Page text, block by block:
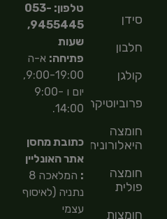
סידן
חלבון
קולגן
פרוביוטיקה
חומצה
היאלורונית
חומצה
פולית
חומצות
טלפון: 053-
9455445,
שעות
פתיחה: א-ה
9:00-19:00,
יום ו 9:00-
14:00.
כתובת מחסן
אתר האונליין
:
המלאכה 8
נתניה (לאיסוף
עצמי